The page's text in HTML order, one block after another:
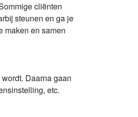
cliënten
steunen en ga je
maken en samen
Daarna gaan
etc.